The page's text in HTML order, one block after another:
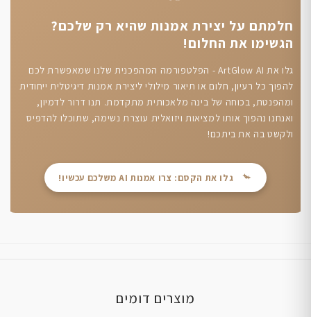
חלמתם על יצירת אמנות שהיא רק שלכם?
הגשימו את החלום!
גלו את ArtGlow AI - הפלטפורמה המהפכנית שלנו שמאפשרת לכם
להפוך כל רעיון, חלום או תיאור מילולי ליצירת אמנות דיגיטלית ייחודית
ומהפנטת, בכוחה של בינה מלאכותית מתקדמת. תנו דרור לדמיון,
ואנחנו נהפוך אותו למציאות ויזואלית עוצרת נשימה, שתוכלו להדפיס
ולקשט בה את ביתכם!
גלו את הקסם: צרו אמנות AI משלכם עכשיו!
מוצרים דומים